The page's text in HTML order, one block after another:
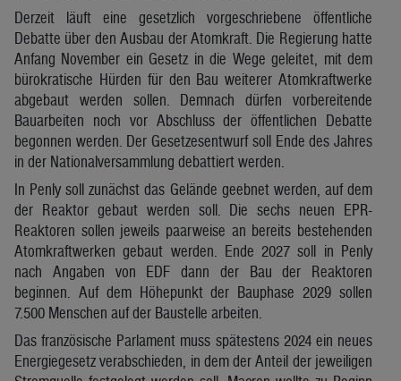
Derzeit läuft eine gesetzlich vorgeschriebene öffentliche
Debatte über den Ausbau der Atomkraft. Die Regierung hatte
Anfang November ein Gesetz in die Wege geleitet, mit dem
bürokratische Hürden für den Bau weiterer Atomkraftwerke
abgebaut werden sollen. Demnach dürfen vorbereitende
Bauarbeiten noch vor Abschluss der öffentlichen Debatte
begonnen werden. Der Gesetzesentwurf soll Ende des Jahres
in der Nationalversammlung debattiert werden.
In Penly soll zunächst das Gelände geebnet werden, auf dem
der Reaktor gebaut werden soll. Die sechs neuen EPR-
Reaktoren sollen jeweils paarweise an bereits bestehenden
Atomkraftwerken gebaut werden. Ende 2027 soll in Penly
nach Angaben von EDF dann der Bau der Reaktoren
beginnen. Auf dem Höhepunkt der Bauphase 2029 sollen
7.500 Menschen auf der Baustelle arbeiten.
Das französische Parlament muss spätestens 2024 ein neues
Energiegesetz verabschieden, in dem der Anteil der jeweiligen